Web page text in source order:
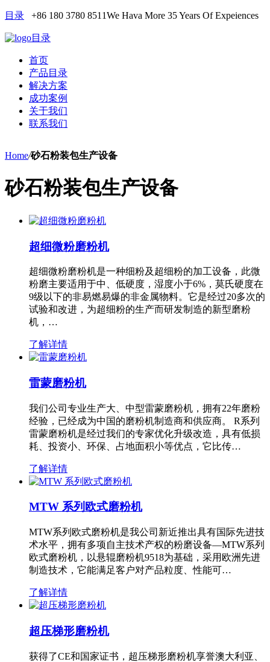
目录 +86 180 3780 8511We Hava More 35 Years Of Expeiences
目录
首页
产品目录
解决方案
成功案例
关于我们
联系我们
Home/砂石粉装包生产设备
砂石粉装包生产设备
超细微粉磨粉机
超细微粉磨粉机是一种细粉及超细粉的加工设备，此微
粉磨主要适用于中、低硬度，湿度小于6%，莫氏硬度在
9级以下的非易燃易爆的非金属物料。它是经过20多次的
试验和改进，为超细粉的生产而研发制造的新型磨粉
机，…
了解详情
雷蒙磨粉机
我们公司专业生产大、中型雷蒙磨粉机，拥有22年磨粉
经验，已经成为中国的磨粉机制造商和供应商。 R系列
雷蒙磨粉机是经过我们的专家优化升级改造，具有低损
耗、投资小、环保、占地面积小等优点，它比传…
了解详情
MTW 系列欧式磨粉机
MTW系列欧式磨粉机是我公司新近推出具有国际先进技
术水平，拥有多项自主技术产权的粉磨设备—MTW系列
欧式磨粉机，以悬辊磨粉机9518为基础，采用欧洲先进
制造技术，它能满足客户对产品粒度、性能可…
了解详情
超压梯形磨粉机
获得了CE和国家证书，超压梯形磨粉机享誉澳大利亚、